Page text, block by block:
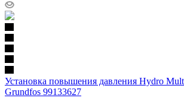
Установка повышения давления Hydro
Grundfos 99133627